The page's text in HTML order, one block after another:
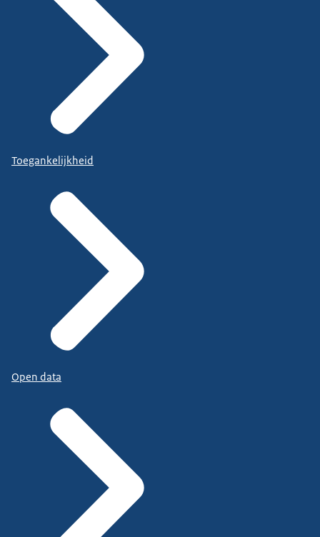
Toegankelijkheid
Open data